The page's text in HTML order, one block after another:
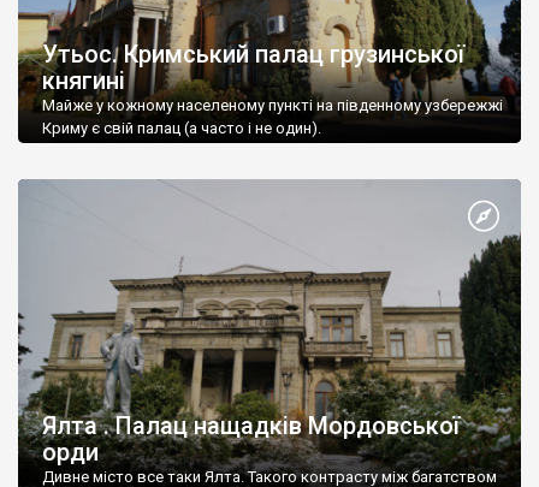
Утьос. Кримський палац грузинської
княгині
Майже у кожному населеному пункті на південному узбережжі
Криму є свій палац (а часто і не один).
Ялта . Палац нащадків Мордовської
орди
Дивне місто все таки Ялта. Такого контрасту між багатством